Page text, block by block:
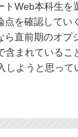
Web本科生を
を確認してい
直前期のオプ
まれているこ
しようと思って